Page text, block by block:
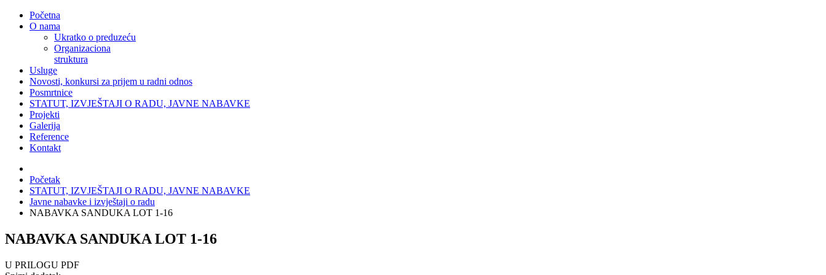
Početna
O nama
Ukratko o preduzeću
Organizaciona
struktura
Usluge
Novosti, konkursi za prijem u radni odnos
Posmrtnice
STATUT, IZVJEŠTAJI O RADU, JAVNE NABAVKE
Projekti
Galerija
Reference
Kontakt
Početak
STATUT, IZVJEŠTAJI O RADU, JAVNE NABAVKE
Javne nabavke i izvještaji o radu
NABAVKA SANDUKA LOT 1-16
NABAVKA SANDUKA LOT 1-16
U PRILOGU PDF